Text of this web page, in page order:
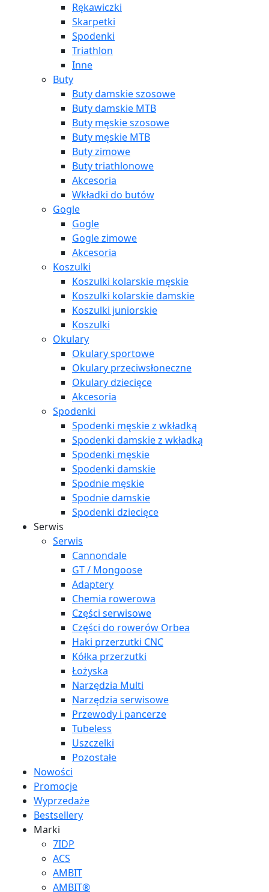
Rękawiczki
Skarpetki
Spodenki
Triathlon
Inne
Buty
Buty damskie szosowe
Buty damskie MTB
Buty męskie szosowe
Buty męskie MTB
Buty zimowe
Buty triathlonowe
Akcesoria
Wkładki do butów
Gogle
Gogle
Gogle zimowe
Akcesoria
Koszulki
Koszulki kolarskie męskie
Koszulki kolarskie damskie
Koszulki juniorskie
Koszulki
Okulary
Okulary sportowe
Okulary przeciwsłoneczne
Okulary dziecięce
Akcesoria
Spodenki
Spodenki męskie z wkładką
Spodenki damskie z wkładką
Spodenki męskie
Spodenki damskie
Spodnie męskie
Spodnie damskie
Spodenki dziecięce
Serwis
Serwis
Cannondale
GT / Mongoose
Adaptery
Chemia rowerowa
Części serwisowe
Części do rowerów Orbea
Haki przerzutki CNC
Kółka przerzutki
Łożyska
Narzędzia Multi
Narzędzia serwisowe
Przewody i pancerze
Tubeless
Uszczelki
Pozostałe
Nowości
Promocje
Wyprzedaże
Bestsellery
Marki
7IDP
ACS
AMBIT
AMBIT®